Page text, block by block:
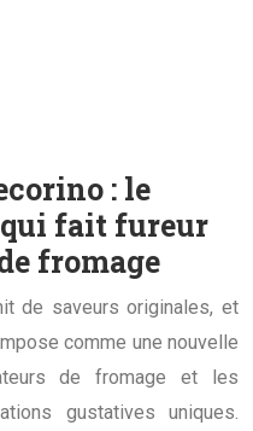
: le
fait fureur
fromage
de saveurs originales, et
comme une nouvelle
de fromage et les
gustatives uniques.